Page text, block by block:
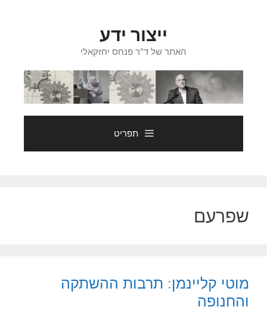
ייצור ידע
האתר של ד"ר פנחס יחזקאלי
תפריט
שפרעם
מוטי קליינמן: תרבות ההשתקה
והחנופה